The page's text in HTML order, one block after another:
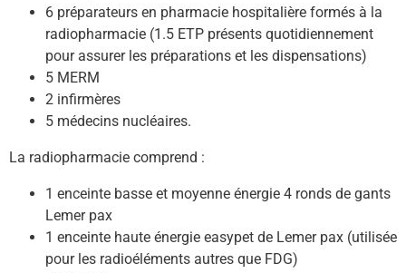
6 préparateurs en pharmacie hospitalière formés à la
radiopharmacie (1.5 ETP présents quotidiennement
pour assurer les préparations et les dispensations)
5 MERM
2 infirmères
5 médecins nucléaires.
La radiopharmacie comprend :
1 enceinte basse et moyenne énergie 4 ronds de gants
Lemer pax
1 enceinte haute énergie easypet de Lemer pax (utilisée
pour les radioéléments autres que FDG)